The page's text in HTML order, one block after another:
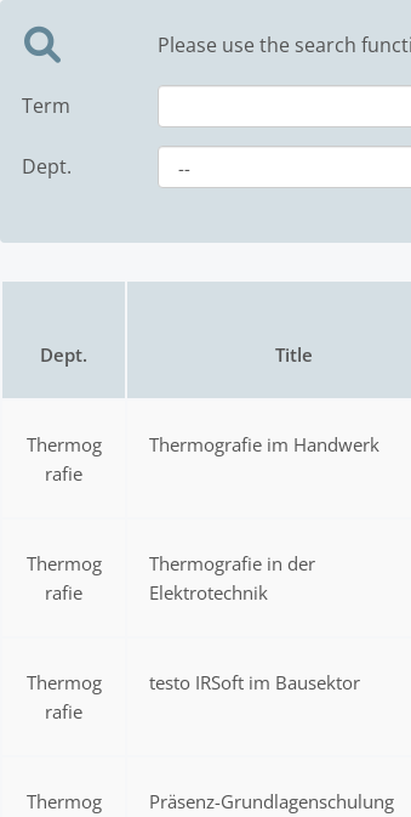
Please use the search
Term
Dept.
Dept. Title
Thermog
rafie
Thermografie im Handwerk
Thermog
rafie
Thermografie in der
Elektrotechnik
Thermog
rafie
testo IRSoft im Bausektor
Thermog
Präsenz-Grundlagenschulung